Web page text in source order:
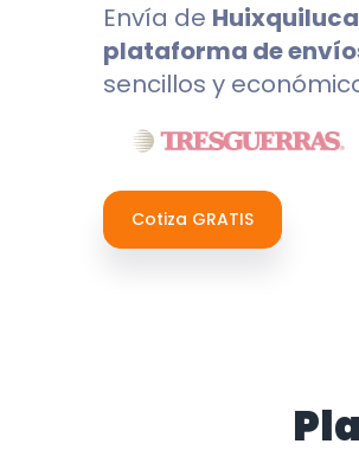
Envía de
plataforma de
sencillos y
Cotiza GRATIS